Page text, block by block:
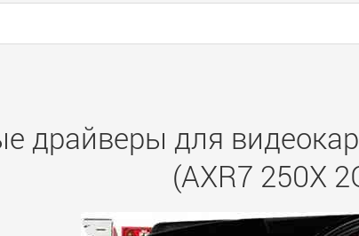
драйверы для
(AXR7 250X